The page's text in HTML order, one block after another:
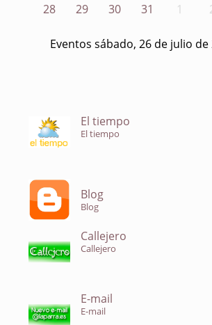
28
29 30 31 1
Eventos sábado, 26 de julio de
El tiempo
El tiempo
Blog
Blog
Callejero
Callejero
E-mail
E-mail